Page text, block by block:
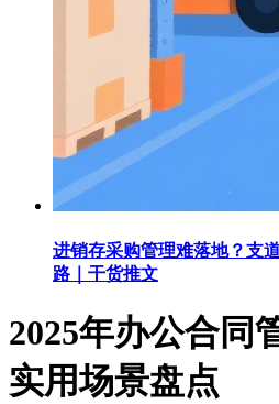
进销存采购管理难落地？支
路｜干货推文
2025年办公合同
实用场景盘点